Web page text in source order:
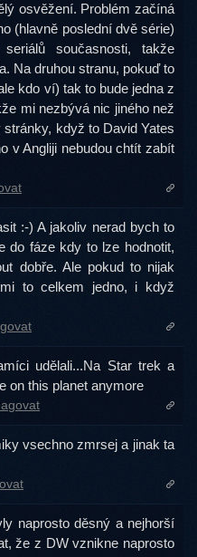
osvěžení. Problém začíná
(hlavně poslední dvě série)
současnosti, takže
Na druhou stranu, pokuď to
kdo ví) tak to bude jedna z
mi nezbývá nic jiného než
když to David Yates
v Angliji nebudou chtít zabít
:-) A jakoliv nerad bych to
do fáze kdy to lze hodnotit,
dobře. Ale pokud to nijak
to celkem jedno, i když
udělali...Na Star trek a
on this planet anymore
vsechno zmrsej a jinak ta
naprosto děsný a nejhorší
že z DW vznikne naprosto